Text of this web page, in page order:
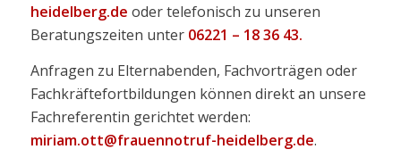
heidelberg.de oder telefonisch zu unseren
Beratungszeiten unter06221 – 18 36 43.
Anfragen zu Elternabenden, Fachvorträgen oder
Fachkräftefortbildungen können direkt an unsere
Fachreferentin gerichtet werden:
miriam.ott@frauennotruf-heidelberg.de.